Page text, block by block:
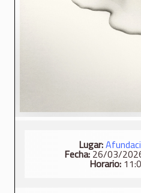
Lugar:
Fecha:26/03/
Horario: